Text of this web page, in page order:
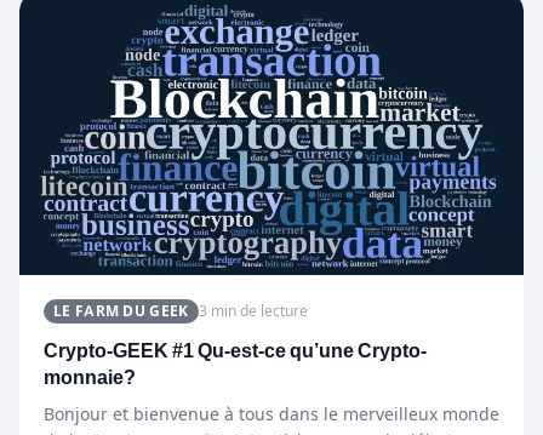
LE FARM DU GEEK 3 min de lecture
Crypto-GEEK #1 Qu-est-ce qu’une Crypto-
monnaie?
Bonjour et bienvenue à tous dans le merveilleux monde